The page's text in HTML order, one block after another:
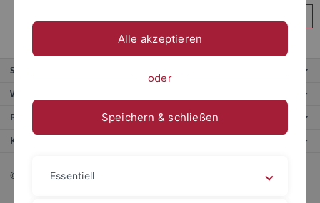
Service
Weitere Angebote
Portale
Kontaktinfo
© 2026 Eberhard Karls Universität Tübingen, Tübingen
Alle akzeptieren
oder
Speichern & schließen
Essentiell